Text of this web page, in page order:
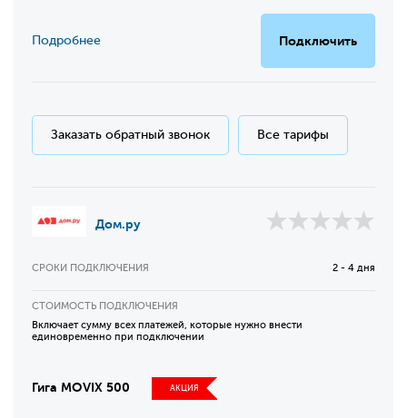
Подключить
Подробнее
Заказать обратный звонок Все тарифы
Дом.ру
СРОКИ ПОДКЛЮЧЕНИЯ 2 - 4 дня
СТОИМОСТЬ ПОДКЛЮЧЕНИЯ
Включает сумму всех платежей, которые нужно внести
единовременно при подключении
Гига MOVIX 500 АКЦИЯ